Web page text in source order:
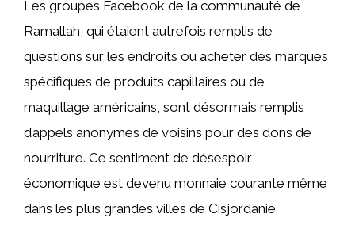
Les groupes Facebook de la communauté de
Ramallah, qui étaient autrefois remplis de
questions sur les endroits où acheter des marques
spécifiques de produits capillaires ou de
maquillage américains, sont désormais remplis
d’appels anonymes de voisins pour des dons de
nourriture. Ce sentiment de désespoir
économique est devenu monnaie courante même
dans les plus grandes villes de Cisjordanie.